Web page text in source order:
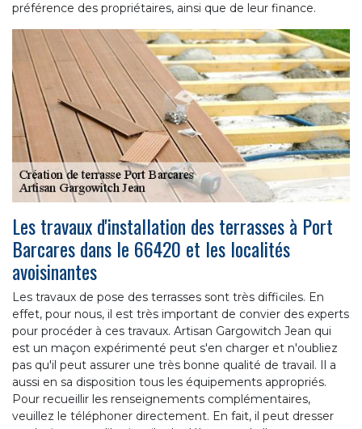
préférence des propriétaires, ainsi que de leur finance.
Les travaux d'installation des terrasses à Port
Barcares dans le 66420 et les localités
avoisinantes
Les travaux de pose des terrasses sont très difficiles. En
effet, pour nous, il est très important de convier des experts
pour procéder à ces travaux. Artisan Gargowitch Jean qui
est un maçon expérimenté peut s'en charger et n'oubliez
pas qu'il peut assurer une très bonne qualité de travail. Il a
aussi en sa disposition tous les équipements appropriés.
Pour recueillir les renseignements complémentaires,
veuillez le téléphoner directement. En fait, il peut dresser